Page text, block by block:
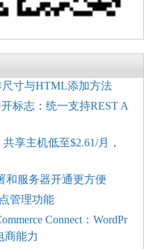
尺寸与HTML添加方法
开标志：统一支持REST A
享主机低至$2.61/月，
和服务器开通更方便
管理功能
Connect：WordPr
商能力